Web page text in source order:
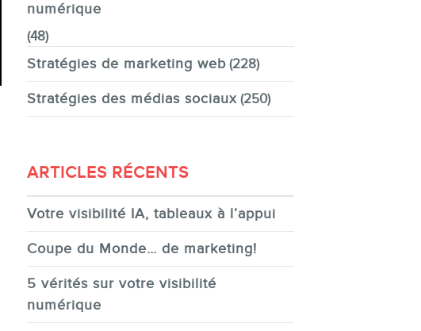
numérique
(48)
Stratégies de marketing web(228)
Stratégies des médias sociaux(250)
ARTICLES RÉCENTS
Votre visibilité IA, tableaux à l’appui
Coupe du Monde… de marketing!
5 vérités sur votre visibilité
numérique